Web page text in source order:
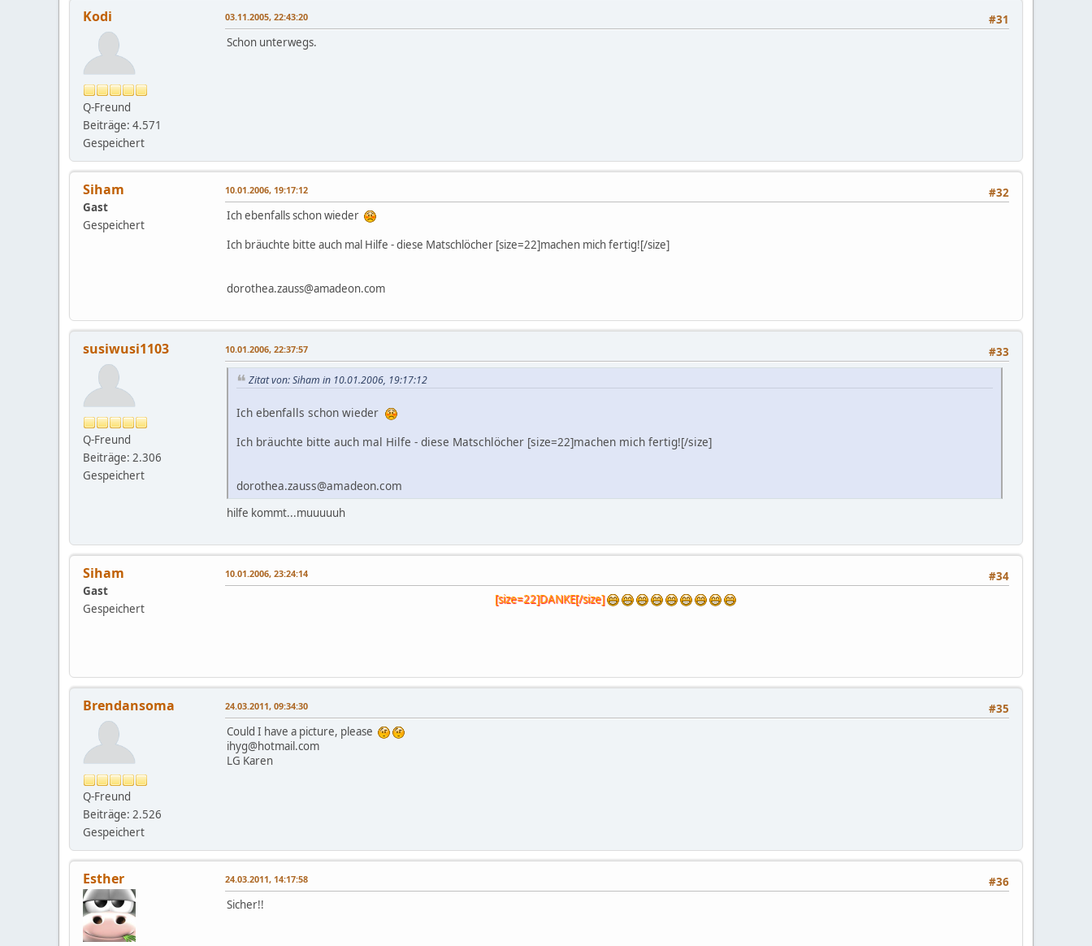
Kodi
Q-Freund
Beiträge: 4.571
Gespeichert
#31
03.11.2005, 22:43:20
Schon unterwegs.
Siham
Gast
Gespeichert
#32
10.01.2006, 19:17:12
Ich ebenfalls schon wieder
Ich bräuchte bitte auch mal Hilfe - diese Matschlöcher [size=22]machen mich fertig![/size]
dorothea.zauss@amadeon.com
susiwusi1103
Q-Freund
Beiträge: 2.306
Gespeichert
#33
10.01.2006, 22:37:57
Zitat von: Siham in 10.01.2006, 19:17:12
Ich ebenfalls schon wieder
Ich bräuchte bitte auch mal Hilfe - diese Matschlöcher [size=22]machen mich fertig![/size]
dorothea.zauss@amadeon.com
hilfe kommt...muuuuuh
Siham
Gast
Gespeichert
#34
10.01.2006, 23:24:14
[size=22]DANKE[/size]
Brendansoma
Q-Freund
Beiträge: 2.526
Gespeichert
#35
24.03.2011, 09:34:30
Could I have a picture, please
ihyg@hotmail.com
LG Karen
Esther #36
24.03.2011, 14:17:58
Sicher!!